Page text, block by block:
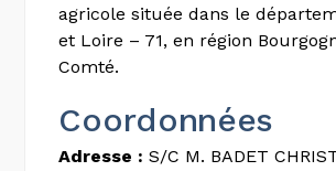
agricole située dans le
et Loire – 71, en région
Comté.
Coordonnées
Adresse : S/C M. BADET